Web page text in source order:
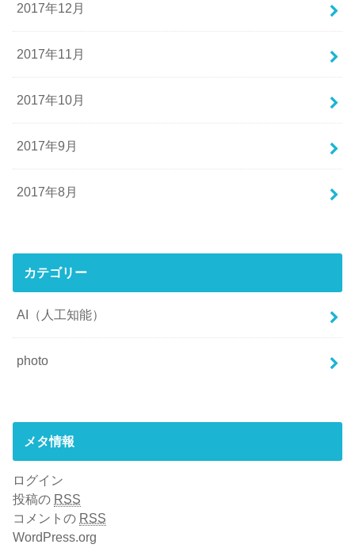
2017年12月
2017年11月
2017年10月
2017年9月
2017年8月
カテゴリー
AI（人工知能）
photo
メタ情報
ログイン
投稿の RSS
コメントの RSS
WordPress.org